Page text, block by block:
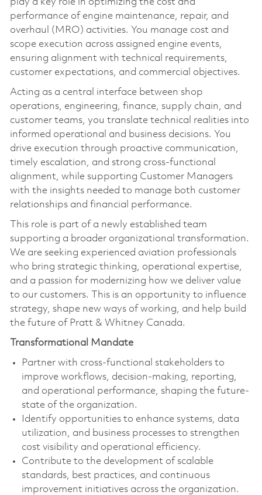
play a key role in optimizing the cost and
performance of engine maintenance, repair, and
overhaul (MRO) activities. You manage cost and
scope execution across assigned engine events,
ensuring alignment with technical requirements,
customer expectations, and commercial objectives.
Acting as a central interface between shop
operations, engineering, finance, supply chain, and
customer teams, you translate technical realities into
informed operational and business decisions. You
drive execution through proactive communication,
timely escalation, and strong cross-functional
alignment, while supporting Customer Managers
with the insights needed to manage both customer
relationships and financial performance.
This role is part of a newly established team
supporting a broader organizational transformation.
We are seeking experienced aviation professionals
who bring strategic thinking, operational expertise,
and a passion for modernizing how we deliver value
to our customers. This is an opportunity to influence
strategy, shape new ways of working, and help build
the future of Pratt & Whitney Canada.
Transformational Mandate
Partner with cross-functional stakeholders to
improve workflows, decision-making, reporting,
and operational performance, shaping the future-
state of the organization.
Identify opportunities to enhance systems, data
utilization, and business processes to strengthen
cost visibility and operational efficiency.
Contribute to the development of scalable
standards, best practices, and continuous
improvement initiatives across the organization.